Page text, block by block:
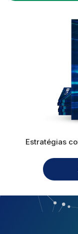
Estratégias